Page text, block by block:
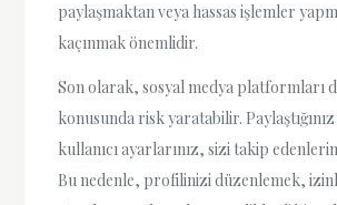
paylaşmaktan veya hassas işlemler
kaçınmak önemlidir.
Son olarak, sosyal medya platformları
konusunda risk yaratabilir.
kullanıcı ayarlarınız, sizi takip
Bu nedenle, profilinizi düzenlemek,